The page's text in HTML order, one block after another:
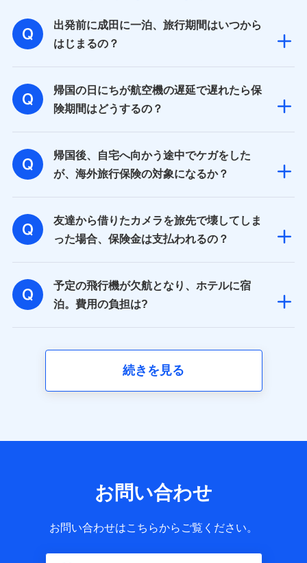
出発前に成田に一泊、旅行期間はいつから
はじまるの？
帰国の日にちが航空機の遅延で遅れたら保
険期間はどうするの？
帰国後、自宅へ向かう途中でケガをした
が、海外旅行保険の対象になるか？
友達から借りたカメラを旅先で壊してしま
った場合、保険金は支払われるの？
予定の飛行機が欠航となり、ホテルに宿
泊。費用の負担は?
続きを見る
お問い合わせ
お問い合わせはこちらからご覧ください。